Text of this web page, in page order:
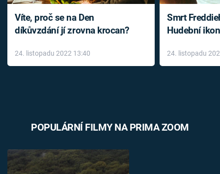
Víte, proč se na Den
díkůvzdání jí zrovna krocan?
24. listopadu 2022 13:40
Smrt
Hudební
léky
24. listopadu
POPULÁRNÍ FILMY NA PRIMA ZOOM